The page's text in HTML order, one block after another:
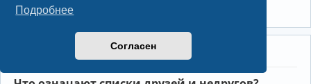
Подробнее
Согласен
Друзья и недруги